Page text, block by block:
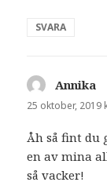
SVARA
Annika
25 oktober, 2019
Åh så fint du
en av mina
så vacker!